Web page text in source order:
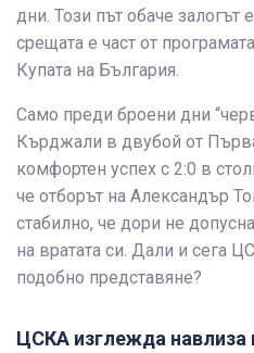
дни. Този път обаче залогът
срещата е част от
Купата на България.
Само преди броени дни
Кърджали в двубой от
комфортен успех с 2:0 в
че отборът на Александър
стабилно, че дори не
на вратата си. Дали и сега
подобно представяне?
ЦСКА изглежда